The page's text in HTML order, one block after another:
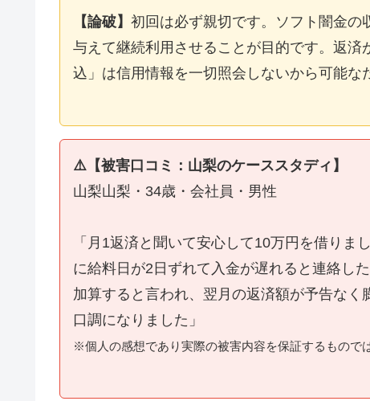
【論破】 初回は必ず親切です。ソフト闇金の
与えて継続利用させることが目的です。返
込」は信用情報を一切照会しないから可能な
⚠️【被害口コミ：山梨のケーススタディ】
山梨山梨・34歳・会社員・男性
「月1返済と聞いて安心して10万円を借りま
に給料日が2日ずれて入金が遅れると連絡し
加算すると言われ、翌月の返済額が予告な
口調になりました」
※個人の感想であり実際の被害内容を保証するもので